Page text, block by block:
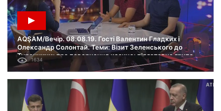
AQŞAM/Вечір. 08.08.19. Гості Валентин Гладких і
Олександр Солонтай. Теми: Візит Зеленського до
Туреччини; про повернення казино; підготовча група
нової Ради.
1634